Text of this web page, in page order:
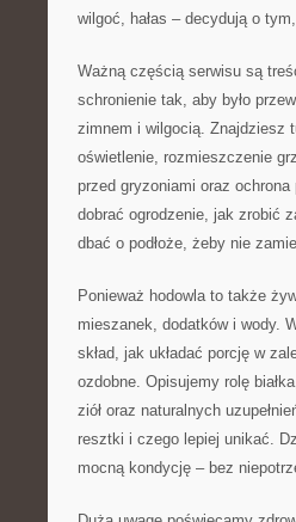
wilgoć, hałas – decydują o
Ważną częścią serwisu są
schronienie tak, aby było
zimnem i wilgocią. Znajdziesz
oświetlenie, rozmieszczenie
przed gryzoniami oraz
dobrać ogrodzenie, jak zrobić
dbać o podłoże, żeby nie
Ponieważ hodowla to także
mieszanek, dodatków i wody.
skład, jak układać porcję w
ozdobne. Opisujemy rolę
ziół oraz naturalnych
resztki i czego lepiej unikać.
mocną kondycję – bez